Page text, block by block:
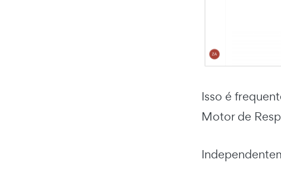
Isso é
Motor de